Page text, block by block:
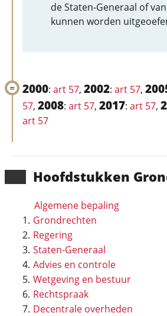
Hoofd­stukken
Algemene bepaling
Grondrechten
Regering
Staten-Generaal
Advies en controle
Wetgeving en bestuur
Rechtspraak
Decentrale overheden
de Staten-Generaal of
kunnen worden
2000: art 57, 2002: art 57,
57, 2008: art 57, 2017: art 57,
art 57